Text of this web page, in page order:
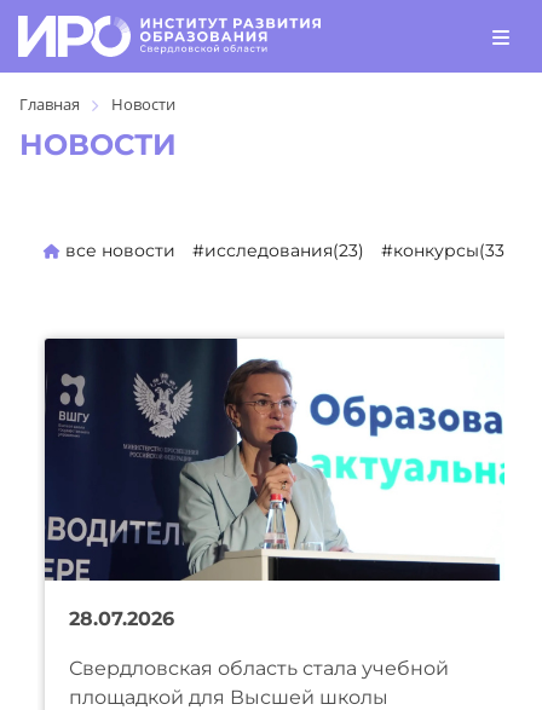
Главная Новости
НОВОСТИ
все новости #исследования(23) #конкурсы(330)
28.07.2026
Свердловская область стала учебной
площадкой для Высшей школы